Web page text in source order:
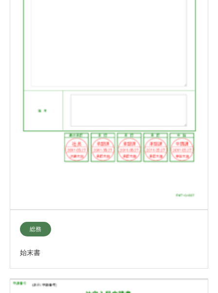
総務
始末書